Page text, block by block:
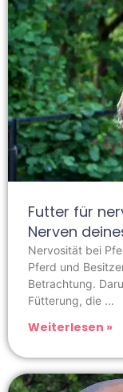
Futter für
Nerven
Nervosität bei
Pferd und
Betrachtung.
Fütterung, die
Weiterlesen »